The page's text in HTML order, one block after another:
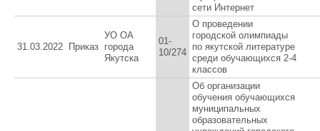
сети Интернет
31.03.2022 Приказ
УО ОА
города
Якутска
01-
10/274
О проведении
городской олимпиады
по якутской литературе
среди обучающихся 2-4
классов
Об организации
обучения обучающихся
муниципальных
образовательных